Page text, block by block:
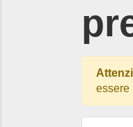
essere